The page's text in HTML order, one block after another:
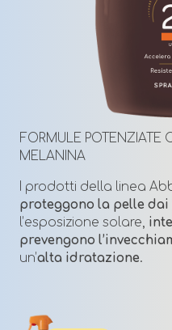
FORMULE POTENZIATE
MELANINA
I prodotti della linea
proteggono la pelle dai
l’esposizione solare,
prevengono
un’alta idratazione.